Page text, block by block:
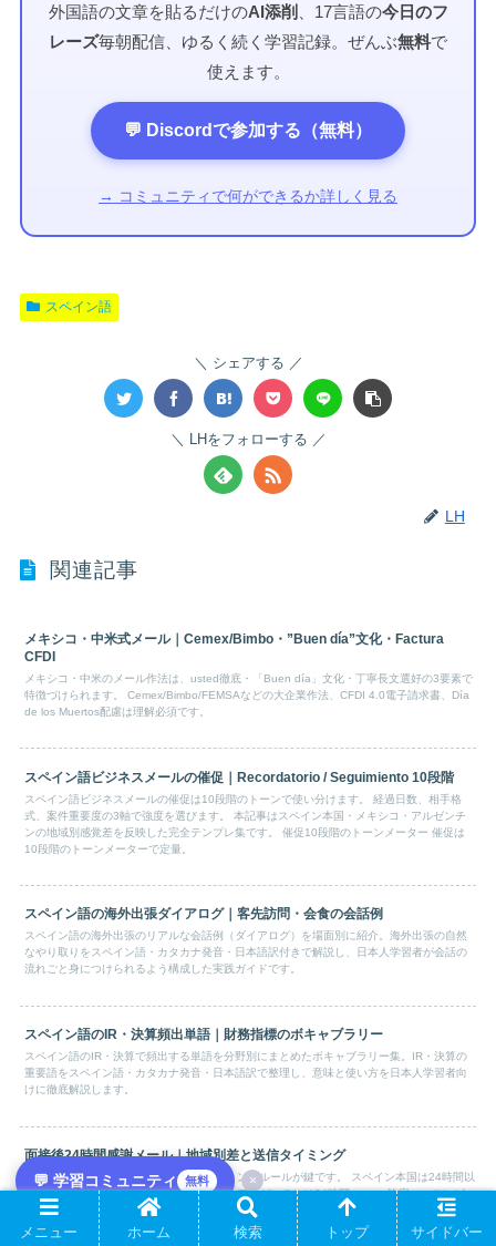
外国語の文章を貼るだけのAI添削 、17言語の今日のフ
レーズ毎朝配信、ゆるく続く学習記録。ぜんぶ無料で
使えます。
💬 Discordで参加する（無料）
→ コミュニティで何ができるか詳しく見る
💬 学習コミュニティ 無料 ×
スペイン語
シェアする
LHをフォローする
LH
関連記事
メキシコ・中米式メール｜Cemex/Bimbo・”Buen día”文化・Factura
CFDI
メキシコ・中米のメール作法は、usted徹底・「Buen día」文化・丁寧長文選好の3要素で
特徴づけられます。 Cemex/Bimbo/FEMSAなどの大企業作法、CFDI 4.0電子請求書、Día
de los Muertos配慮は理解必須です。
スペイン語ビジネスメールの催促｜Recordatorio / Seguimiento 10段階
スペイン語ビジネスメールの催促は10段階のトーンで使い分けます。 経過日数、相手格
式、案件重要度の3軸で強度を選びます。 本記事はスペイン本国・メキシコ・アルゼンチ
ンの地域別感覚差を反映した完全テンプレ集です。 催促10段階のトーンメーター 催促は
10段階のトーンメーターで定量。
スペイン語の海外出張ダイアログ｜客先訪問・会食の会話例
スペイン語の海外出張のリアルな会話例（ダイアログ）を場面別に紹介。海外出張の自然
なやり取りをスペイン語・カタカナ発音・日本語訳付きで解説し、日本人学習者が会話の
流れごと身につけられるよう構成した実践ガイドです。
スペイン語のIR・決算頻出単語｜財務指標のボキャブラリー
スペイン語のIR・決算で頻出する単語を分野別にまとめたボキャブラリー集。IR・決算の
重要語をスペイン語・カタカナ発音・日本語訳で整理し、意味と使い方を日本人学習者向
けに徹底解説します。
面接後24時間感謝メール｜地域別差と送信タイミング
面接後24時間感謝メールは、地域別タイミングルールが鍵です。 スペイン本国は24時間以
内、メキシコ・コロンビアは48時間以内、アルゼンチンは24時間+voseo許容、コロンビ
アは48時間usted厳守です。 本記事は面接官個別送信のテンプレを地域別に体系化しま
す。
メニュー ホーム 検索 トップ サイドバー